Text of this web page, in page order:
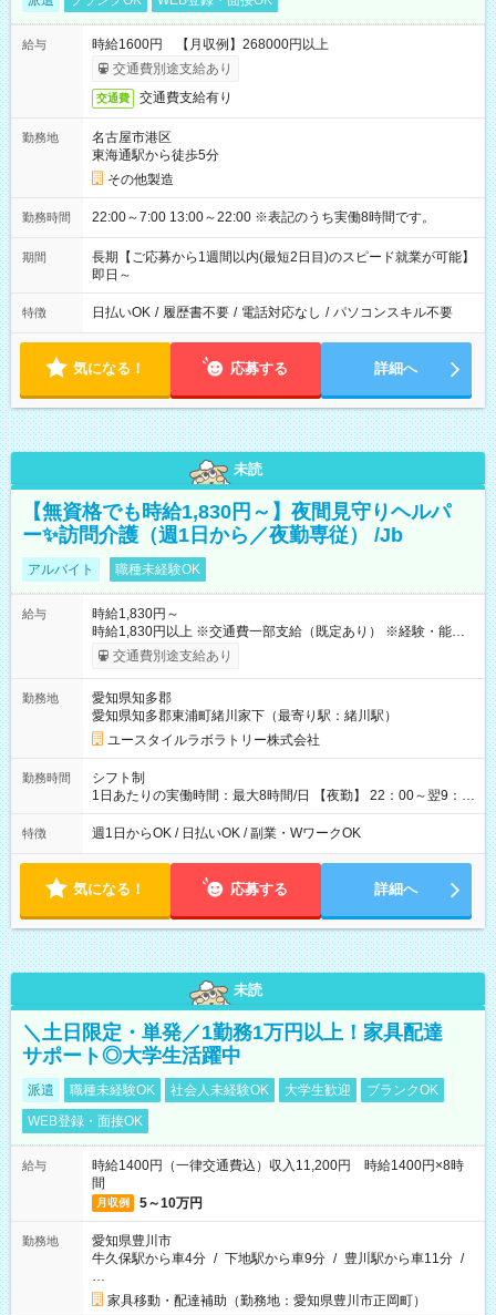
給与
時給1600円 【月収例】268000円以上
交通費別途支給あり
交通費 交通費支給有り
勤務地
名古屋市港区
東海通駅から徒歩5分
その他製造
勤務時間 22:00～7:00 13:00～22:00 ※表記のうち実働8時間です。
期間
長期【ご応募から1週間以内(最短2日目)のスピード就業が可能】
即日～
特徴 日払いOK / 履歴書不要 / 電話対応なし / パソコンスキル不要
気になる！ 応募する 詳細へ
未読
【無資格でも時給1,830円～】夜間見守りヘルパ
ー✨訪問介護（週1日から／夜勤専従） /Jb
アルバイト 職種未経験OK
給与
時給1,830円～
時給1,830円以上 ※交通費一部支給（既定あり） ※経験・能力を
考慮して決定します 【収入例】 週1回勤務の場合：1,830円×8時
間×4回=5万8,560円 週3回勤務の場合：1,830円×8時間×12回
月 ※ 雇用形態と給与に、本採用時と異なる部分があります。 雇
用形態：本採用時と同じです。 給与：時給 1,570円以上
交通費別途支給あり
勤務地
愛知県知多郡
愛知県知多郡東浦町緒川家下（最寄り駅：緒川駅）
ユースタイルラボラトリー株式会社
勤務時間
シフト制
1日あたりの実働時間：最大8時間/日 【夜勤】 22：00～翌9：
00 ※週1日～OK ／ 夜勤専従 ＊＊ 勤務時間例 ＊＊ ■22時か
ら翌7時 ■23時から翌8時 ■24時から翌9時 など ※上記の時間
ます。 ※曜日固定（毎週同じ曜日での勤務となります）
特徴 週1日からOK / 日払いOK / 副業・WワークOK
気になる！ 応募する 詳細へ
未読
＼土日限定・単発／1勤務1万円以上！家具配達
サポート◎大学生活躍中
派遣 職種未経験OK 社会人未経験OK 大学生歓迎
ブランクOK
WEB登録・面接OK
給与
時給1400円（一律交通費込）収入11,200円 時給1400円×8時
間
月収例 5～10万円
勤務地
愛知県豊川市
牛久保駅から車4分 / 下地駅から車9分 / 豊川駅から車11分 /
…
家具移動・配達補助（勤務地：愛知県豊川市正岡町）